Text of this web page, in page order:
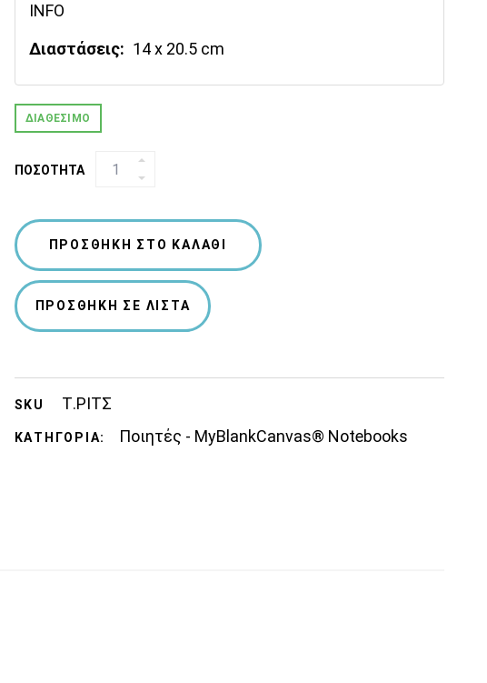
INFO
Διαστάσεις: 14 x 20.5 cm
ΔΙΑΘΈΣΙΜΟ
ΠΟΣΌΤΗΤΑ
ΤΕΤΡΆΔΙΟ
"ΓΙΆΝΝΗΣ
QUANTITY
ΠΡΟΣΘΉΚΗ ΣΤΟ ΚΑΛΆΘΙ
ΠΡΟΣΘΉΚΗ ΣΕ ΛΊΣΤΑ
SKU Τ.ΡΙΤΣ
ΚΑΤΗΓΟΡΊΑ: Ποιητές - MyBlankCanvas® Notebooks